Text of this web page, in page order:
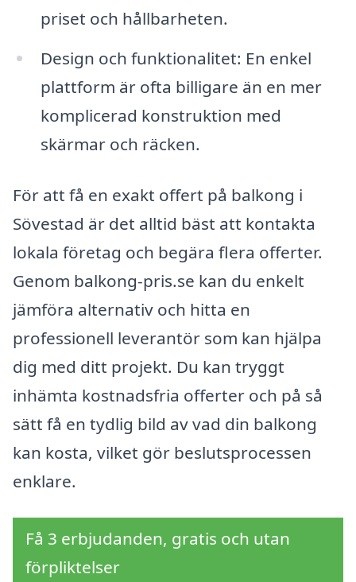
priset och hållbarheten.
Design och funktionalitet: En enkel
plattform är ofta billigare än en mer
komplicerad konstruktion med
skärmar och räcken.
För att få en exakt offert på balkong i
Sövestad är det alltid bäst att kontakta
lokala företag och begära flera offerter.
Genom balkong-pris.se kan du enkelt
jämföra alternativ och hitta en
professionell leverantör som kan hjälpa
dig med ditt projekt. Du kan tryggt
inhämta kostnadsfria offerter och på så
sätt få en tydlig bild av vad din balkong
kan kosta, vilket gör beslutsprocessen
enklare.
Få 3 erbjudanden, gratis och utan
förpliktelser